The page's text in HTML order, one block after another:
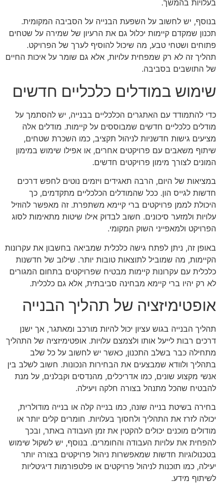
בעלויות בהמשך.
בנוסף, יש לחשוב על השפעת הבנייה על הסביבה המקומית.
תכנון שמקדם קיימות יכלול גם את הרעיון של שמירה על שטחים
פתוחים ושטחי טבע, מה שיכול להוסיף לערך של הפרויקט.
תהליך זה לא רק שמפחית עלויות, אלא גם שומר על איכות החיים
של התושבים בסביבה.
שימוש במודלים כלכליים חדשים
כדי להתמודד עם האתגרים הכלכליים בבנייה, יש להסתמך על
מודלים כלכליים חדשים שמבוססים על קיימות. מודלים אלה
מציעים גישות חדשניות לניהול תקציב, כמו השכרת שטחים,
שיתוף משאבים עם פרויקטים אחרים, או אפילו שימוש במימון
המונים לצורך מימון פרויקטים חדשים.
במציאות של היום, הרבה תאגידים ויזמים נוטים לחפש דרכים
חדשות לגייס הון. ככל שהמודלים הכלכליים מתקדמים, כך
היכולת לממן פרויקטים ברי קיימא משתפרת. זה מאפשר להוזיל
עלויות ולמזער סיכונים. חשוב לבדוק אילו שיטות מתאימות לסוג
הפרויקט ולמאפייני השוק המקומי.
באופן זה, ניתן לפתח גישה כלכלית שמביאה בחשבון את עקרונות
הקיימות, מה שמוביל לתוצאות טובות יותר. שילוב של חדשנות
כלכלית עם עקרונות קיימות מבטיח שפרויקטים בתחום המגורים
לא רק יהיו ברי קיימא מבחינה סביבתית, אלא גם כלכלית.
אופטימיזציה של תהליך הבנייה
תהליך הבנייה בגוש עציון יכול להיות מורכב ומאתגר, אך ישנן
דרכים רבות לייעל אותו ולצמצם עלויות. אופטימיזציה של התהליך
מתחילה כבר בשלב התכנון, כאשר יש לחשוב על כל שלב
בתהליך ולוודא שמבצעים את הבחירות הנכונות. חשוב לשלב בין
אנשי מקצוע שונים, כמו אדריכלים, מהנדסים וקבלנים, על מנת
להבטיח שהכל מתנהל בצורה חלקה ויעילה.
בחירה בשיטת בנייה שונה, כמו בנייה קלה או בנייה מודולרית,
יכולה לזרז את התהליך ולחסוך בעלויות. חומרים קלים יותר או
מודולים מוכנים יכולים להקטין את זמן העבודה באתר, ובכך
להפחית את עלויות העבודה והחומרים. בנוסף, יש לשקול שימוש
בטכנולוגיות חדשות שמאפשרות ניהול פרויקטים בצורה יותר
יעילה, כמו תוכנות לניהול פרויקטים או פלטפורמות דיגיטליות
לשיתוף מידע.